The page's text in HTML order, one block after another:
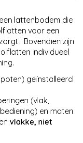
lattenbodem die
voor een
Bovendien zijn
individueel
geïnstalleerd
(vlak,
en maten
vlakke, niet